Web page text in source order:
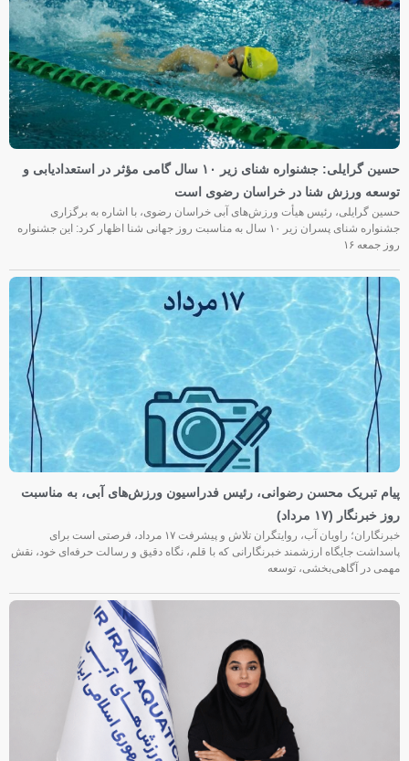
حسین گرایلی: جشنواره شنای زیر ۱۰ سال گامی مؤثر در استعدادیابی و
توسعه ورزش شنا در خراسان رضوی است
حسین گرایلی، رئیس هیأت ورزش‌های آبی خراسان رضوی، با اشاره به برگزاری
جشنواره شنای پسران زیر ۱۰ سال به مناسبت روز جهانی شنا اظهار کرد: این جشنواره
روز جمعه‌ ۱۶
پیام تبریک محسن رضوانی، رئیس فدراسیون ورزش‌های آبی، به مناسبت
روز خبرنگار (۱۷ مرداد)
خبرنگاران؛ راویان آب، روایتگران تلاش و پیشرفت ۱۷ مرداد، فرصتی است برای
پاسداشت جایگاه ارزشمند خبرنگارانی که با قلم، نگاه دقیق و رسالت حرفه‌ای خود، نقش
مهمی در آگاهی‌بخشی، توسعه